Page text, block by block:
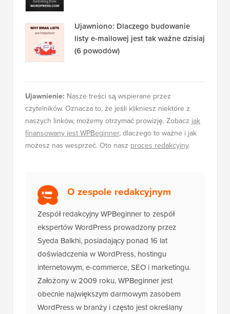
Ujawniono: Dlaczego budowanie
listy e-mailowej jest tak ważne dzisiaj
(6 powodów)
Ujawnienie: Nasze treści są wspierane przez
czytelników. Oznacza to, że jeśli klikniesz niektóre z
naszych linków, możemy otrzymać prowizję. Zobacz jak
finansowany jest WPBeginner, dlaczego to ważne i jak
możesz nas wesprzeć. Oto nasz proces redakcyjny.
O zespole redakcyjnym
Zespół redakcyjny WPBeginner to zespół
ekspertów WordPress prowadzony przez
Syeda Balkhi, posiadający ponad 16 lat
doświadczenia w WordPress, hostingu
internetowym, e-commerce, SEO i marketingu.
Założony w 2009 roku, WPBeginner jest
obecnie największym darmowym zasobem
WordPress w branży i często jest określany